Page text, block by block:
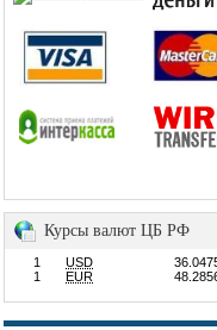
Курсы валют ЦБ РФ
1 USD
1
EUR